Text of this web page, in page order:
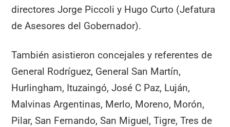
directores Jorge Piccoli y Hugo Curto (Jefatura
de Asesores del Gobernador).
También asistieron concejales y referentes de
General Rodríguez, General San Martín,
Hurlingham, Ituzaingó, José C Paz, Luján,
Malvinas Argentinas, Merlo, Moreno, Morón,
Pilar, San Fernando, San Miguel, Tigre, Tres de